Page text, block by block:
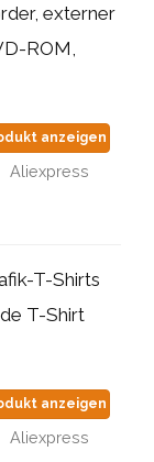
externer
ROM,
anzeigen
Aliexpress
T-Shirts
T-Shirt
anzeigen
Aliexpress